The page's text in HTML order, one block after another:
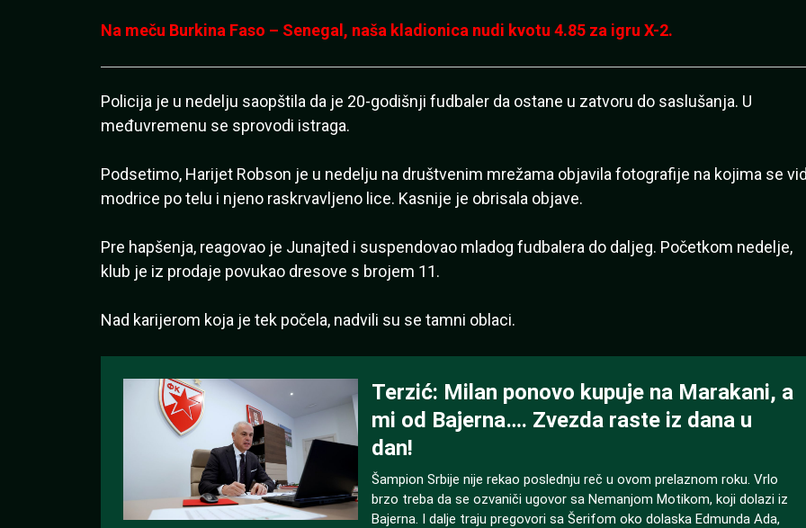
Na meču Burkina Faso – Senegal, naša kladionica nudi kvotu 4.85 za igru X-2.
Policija je u nedelju saopštila da je 20-godišnji fudbaler da ostane u zatvoru do saslušanja. U
međuvremenu se sprovodi istraga.
Podsetimo, Harijet Robson je u nedelju na društvenim mrežama objavila fotografije na kojima se
modrice po telu i njeno raskrvavljeno lice. Kasnije je obrisala objave.
Pre hapšenja, reagovao je Junajted i suspendovao mladog fudbalera do daljeg. Početkom nedelje,
klub je iz prodaje povukao dresove s brojem 11.
Nad karijerom koja je tek počela, nadvili su se tamni oblaci.